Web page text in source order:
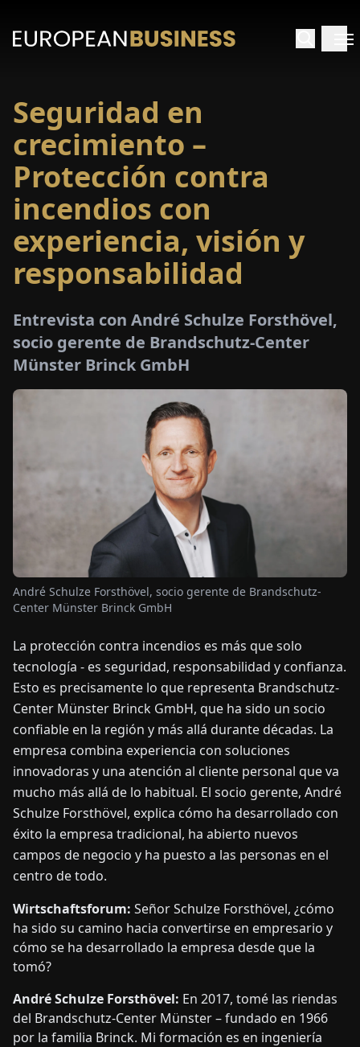
PAPEL
EN HU
CONTÁCTENOS
Seguridad en
crecimiento –
Protección contra
incendios con
experiencia, visión y
responsabilidad
Entrevista con André Schulze Forsthövel,
socio gerente de Brandschutz-Center
Münster Brinck GmbH
André Schulze Forsthövel, socio gerente de Brandschutz-
Center Münster Brinck GmbH
La protección contra incendios es más que solo
tecnología - es seguridad, responsabilidad y confianza.
Esto es precisamente lo que representa Brandschutz-
Center Münster Brinck GmbH, que ha sido un socio
confiable en la región y más allá durante décadas. La
empresa combina experiencia con soluciones
innovadoras y una atención al cliente personal que va
mucho más allá de lo habitual. El socio gerente, André
Schulze Forsthövel, explica cómo ha desarrollado con
éxito la empresa tradicional, ha abierto nuevos
campos de negocio y ha puesto a las personas en el
centro de todo.
Wirtschaftsforum: Señor Schulze Forsthövel, ¿cómo
ha sido su camino hacia convertirse en empresario y
cómo se ha desarrollado la empresa desde que la
tomó?
André Schulze Forsthövel: En 2017, tomé las riendas
del Brandschutz-Center Münster – fundado en 1966
por la familia Brinck. Mi formación es en ingeniería